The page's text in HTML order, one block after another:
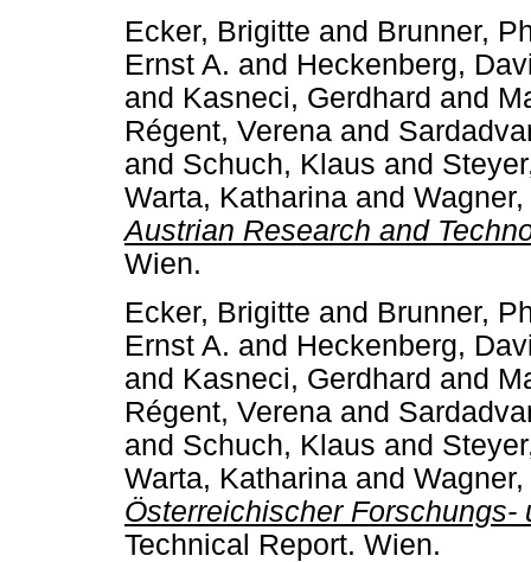
Ecker, Brigitte and Brunner,
Ernst A. and Heckenberg,
and Kasneci, Gerdhard and
Régent, Verena and
and Schuch, Klaus and
Warta, Katharina and
Austrian Research and
Wien.
Ecker, Brigitte and Brunner,
Ernst A. and Heckenberg,
and Kasneci, Gerdhard and
Régent, Verena and
and Schuch, Klaus and
Warta, Katharina and
Österreichischer
Technical Report. Wien.